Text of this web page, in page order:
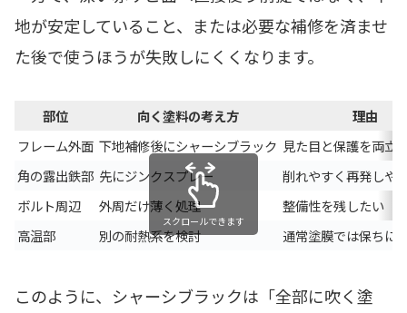
地が安定していること、または必要な補修を済ませ
た後で使うほうが失敗しにくくなります。
部位 向く塗料の考え方
理由
フレーム外面 下地補修後にシャーシブラック 見た目と保護を両立
角の露出鉄部 先にジンクスプレー
削れやすく再発しや
ボルト周辺
外周だけ薄く処理
整備性を残したい
高温部
別の耐熱系を検討 通常塗膜では保ちに
スクロールできます
このように、シャーシブラックは「全部に吹く塗